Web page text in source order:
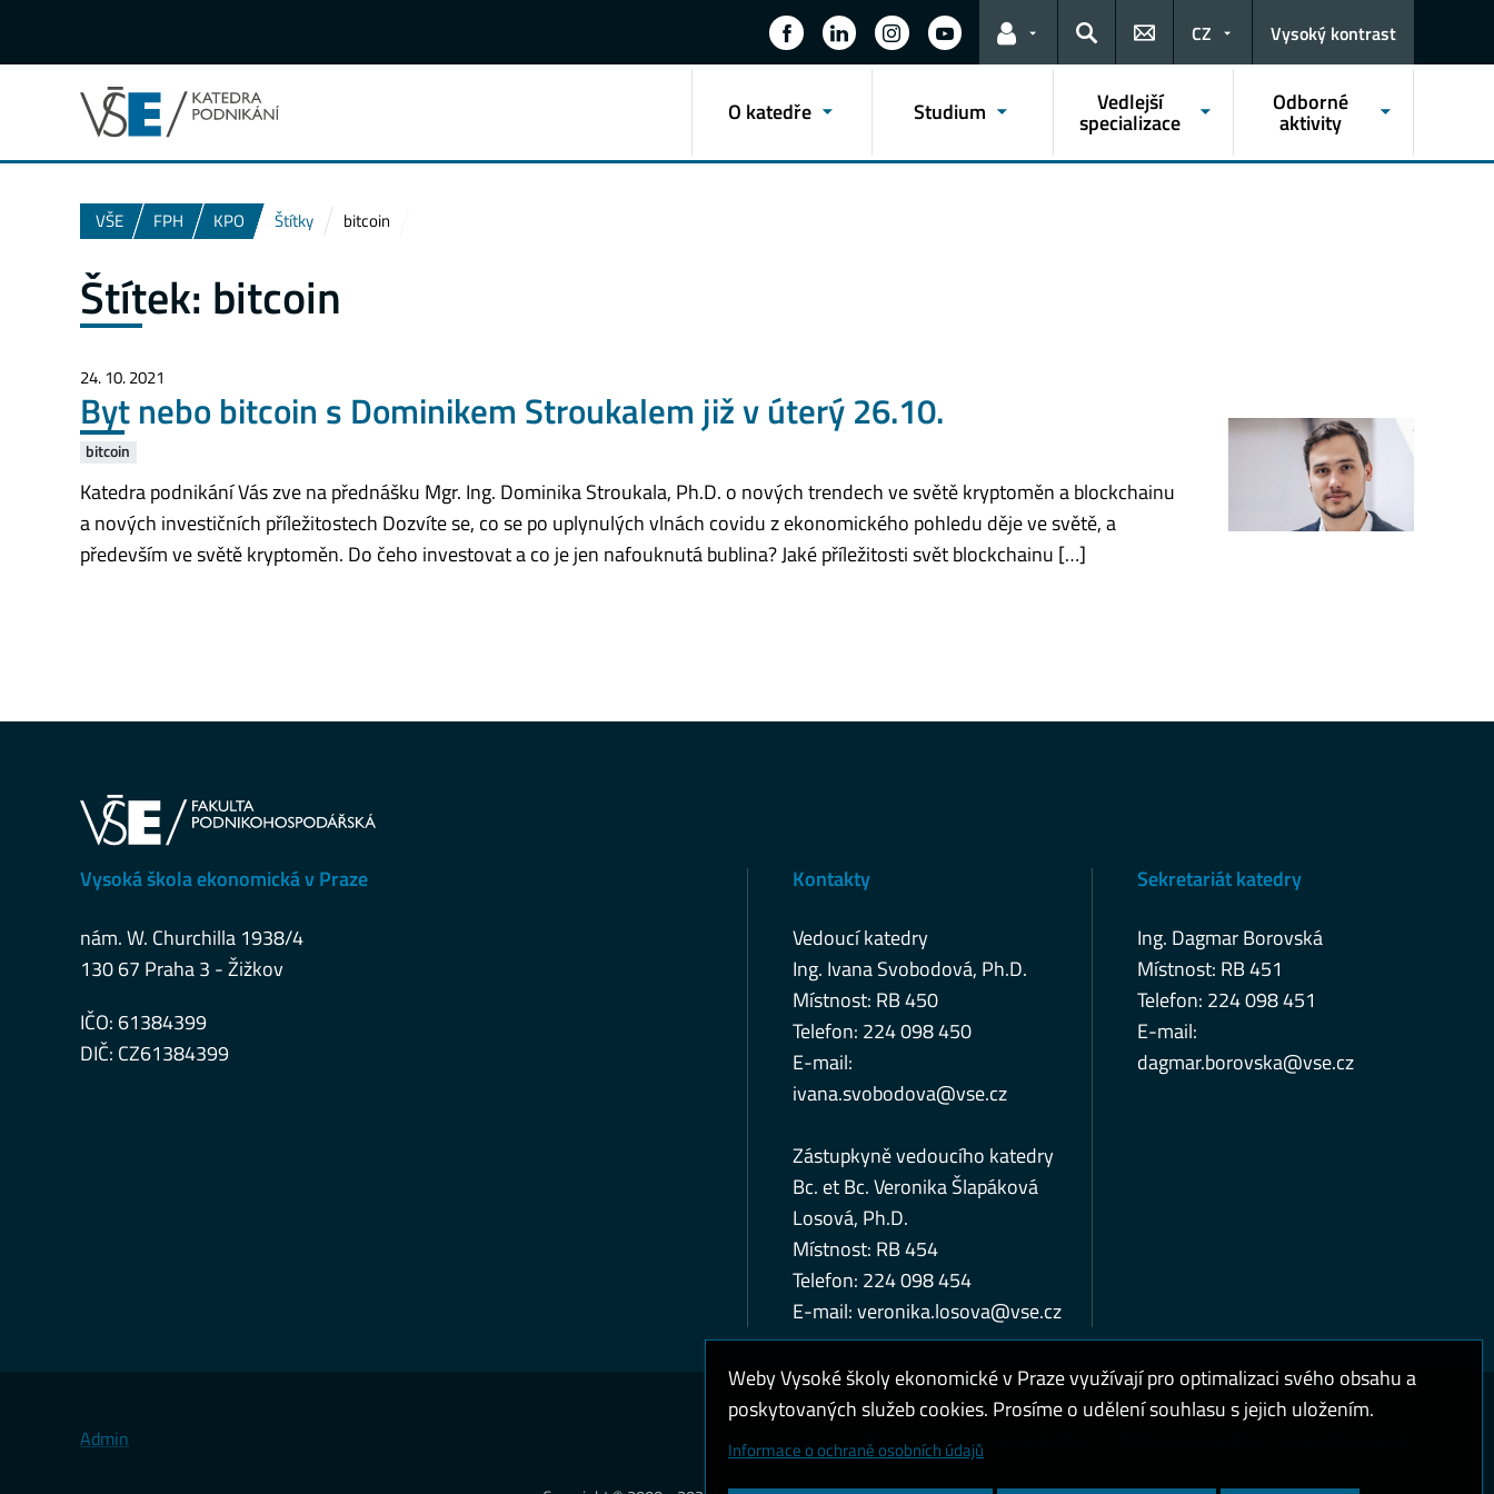
Odkazy pro uživatele
Hledat
CZ Vysoký kontrast
O katedře Studium Vedlejší
specializace
Odborné
aktivity
VŠE FPH KPO Štítky bitcoin
Štítek: bitcoin
24. 10. 2021
Byt nebo bitcoin s Dominikem Stroukalem již v úterý 26.10.
bitcoin
Katedra podnikání Vás zve na přednášku Mgr. Ing. Dominika Stroukala, Ph.D. o nových trendech ve světě kryptoměn a blockchainu
a nových investičních příležitostech Dozvíte se, co se po uplynulých vlnách covidu z ekonomického pohledu děje ve světě, a
především ve světě kryptoměn. Do čeho investovat a co je jen nafouknutá bublina? Jaké příležitosti svět blockchainu […]
Vysoká škola ekonomická v Praze
nám. W. Churchilla 1938/4
130 67 Praha 3 - Žižkov
IČO: 61384399
DIČ: CZ61384399
Kontakty
Vedoucí katedry
Ing. Ivana Svobodová, Ph.D.
Místnost: RB 450
Telefon: 224 098 450
E-mail:
ivana.svobodova@vse.cz
Zástupkyně vedoucího katedry
Bc. et Bc. Veronika Šlapáková
Losová, Ph.D.
Místnost: RB 454
Telefon: 224 098 454
E-mail:veronika.losova@vse.cz
Sekretariát katedry
Ing. Dagmar Borovská
Místnost: RB 451
Telefon: 224 098 451
E-mail:
dagmar.borovska@vse.cz
Admin Cookies a ochrana osobních údajů
Weby Vysoké školy ekonomické v Praze využívají pro optimalizaci svého obsahu a
poskytovaných služeb cookies. Prosíme o udělení souhlasu s jejich uložením.
Informace o ochraně osobních údajů